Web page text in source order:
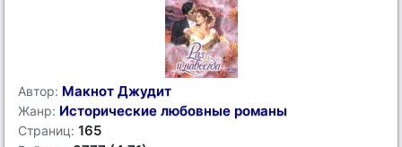
Автор: Макнот Джудит
Жанр: Исторические любовные романы
Страниц: 165